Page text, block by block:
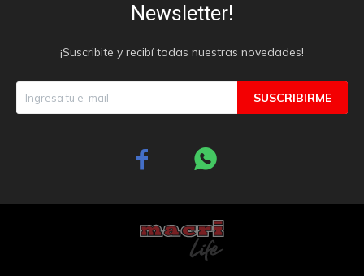
Newsletter!
¡Suscribite y recibí todas nuestras novedades!
SUSCRIBIRME
 